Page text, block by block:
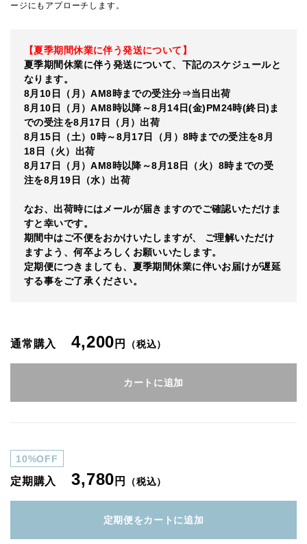
ージにもアプローチします。
【夏季期間休業に伴う発送について】
夏季期間休業に伴う発送について、下記のスケジュールと
なります。
8月10日（月）AM8時までの受注分⇒当日出荷
8月10日（月）AM8時以降～8月14日(金)PM24時(終日)ま
での受注を8月17日（月）出荷
8月15日（土）0時～8月17日（月）8時までの受注を8月
18日（火）出荷
8月17日（月）AM8時以降～8月18日（火）8時までの受
注を8月19日（水）出荷
なお、出荷時にはメールが届きますのでご確認いただけま
すと幸いです。
期間中はご不便をおかけいたしますが、 ご理解いただけ
ますよう、何卒よろしくお願いいたします。
定期便につきましても、夏季期間休業に伴いお届けが遅延
する事をご了承ください。
通常購入 4,200 円 （税込）
カートに追加
10%OFF
定期購入 3,780 円 （税込）
定期便をカートに追加